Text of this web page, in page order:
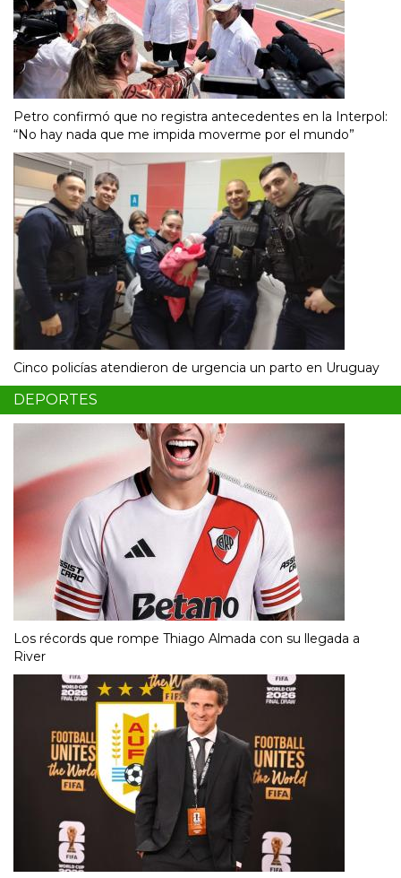
Petro confirmó que no registra antecedentes en la Interpol:
“No hay nada que me impida moverme por el mundo”
Cinco policías atendieron de urgencia un parto en Uruguay
DEPORTES
Los récords que rompe Thiago Almada con su llegada a
River